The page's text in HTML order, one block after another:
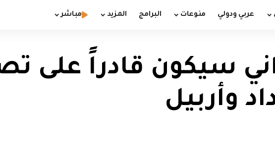
عربي ودولي منوعات البرامج المزيد مباشر
سيكون قادراً على
وأربيل